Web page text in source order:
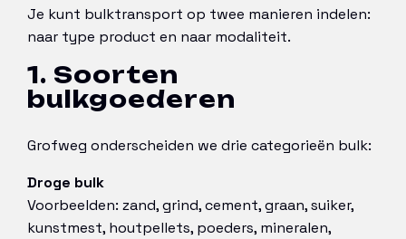
Je kunt bulktransport op twee manieren indelen:
naar type product en naar modaliteit.
1. Soorten
bulkgoederen
Grofweg onderscheiden we drie categorieën bulk:
Droge bulk
Voorbeelden: zand, grind, cement, graan, suiker,
kunstmest, houtpellets, poeders, mineralen,